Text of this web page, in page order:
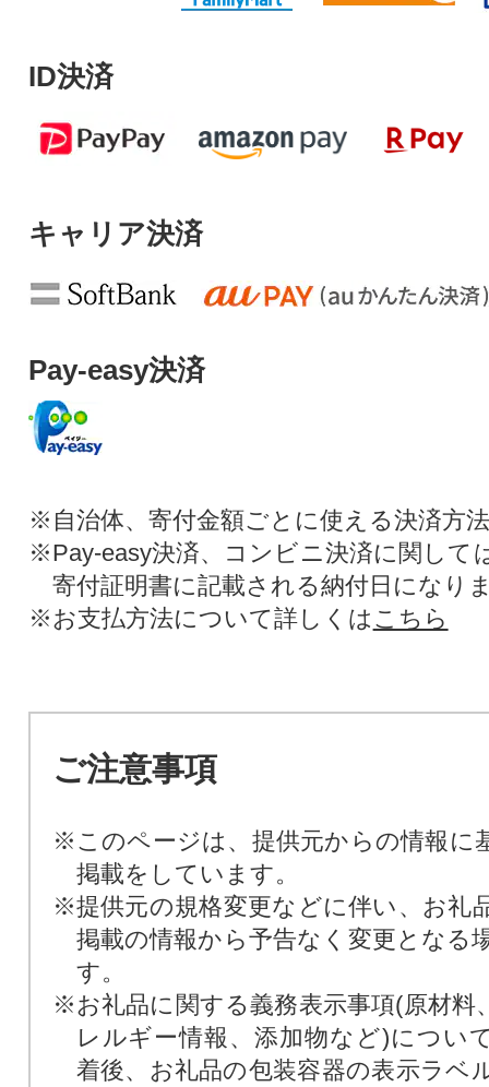
ID決済
キャリア決済
Pay-easy決済
※自治体、寄付金額ごとに使える決済方
※Pay-easy決済、コンビニ決済に関して
寄付証明書に記載される納付日になり
※お支払方法について詳しくは こちら
ご注意事項
※このページは、提供元からの情報に
掲載をしています。
※提供元の規格変更などに伴い、お礼
掲載の情報から予告なく変更となる
す。
※お礼品に関する義務表示事項(原材料
レルギー情報、添加物など)につい
着後、お礼品の包装容器の表示ラベ